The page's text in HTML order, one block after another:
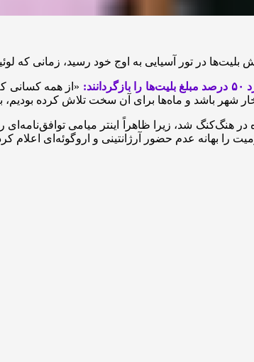
در تور آسیایی به اوج خود رسید، زمانی که
شهر باشد و ماه‌ها برای آن سخت تلاش کرده بودیم،
در هنگ‌کنگ شد، زیرا ظاهراً اینتر میامی